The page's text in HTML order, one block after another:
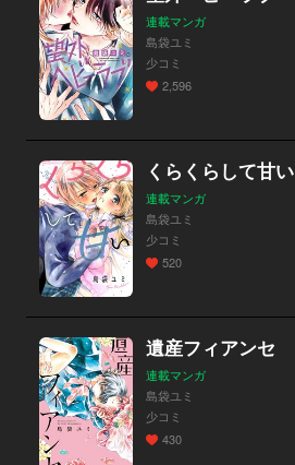
連載マンガ
島袋ユミ
少コミ
2,596
くらくらして甘い
連載マンガ
島袋ユミ
少コミ
520
遺産フィアンセ
連載マンガ
島袋ユミ
少コミ
430